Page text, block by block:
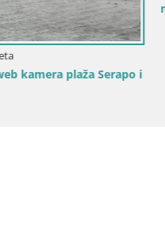
i
marine